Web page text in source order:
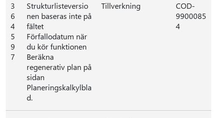
3
6
4
5
9
7
Strukturlisteversio
nen baseras inte på
fältet
Förfallodatum när
du kör funktionen
Beräkna
regenerativ plan på
sidan
Planeringskalkylbla
d.
Tillverkning
COD-
9900085
4